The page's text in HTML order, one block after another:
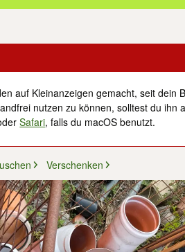
auf Kleinanzeigen gemacht, seit
nutzen zu können, solltest du ihn
Safari, falls du macOS benutzt.
Verschenken